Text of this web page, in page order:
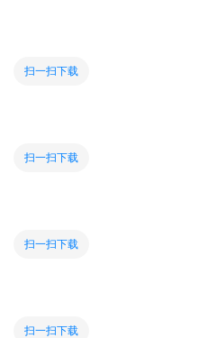
扫一扫下载
扫一扫下载
扫一扫下载
扫一扫下载